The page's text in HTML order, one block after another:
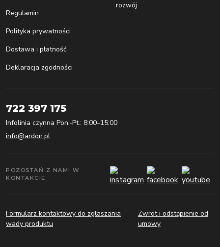
Regulamin
Polityka prywatności
Dostawa i płatność
Deklaracja zgodności
rozwój
722 397 175
Infolinia czynna Pon.-Pt.: 8:00–15:00
info@ardon.pl
POZOSTAŃ Z NAMI W
KONTAKCIE
Formularz kontaktowy do zgłaszania
wady produktu
Zwrot i odstąpienie od
umowy